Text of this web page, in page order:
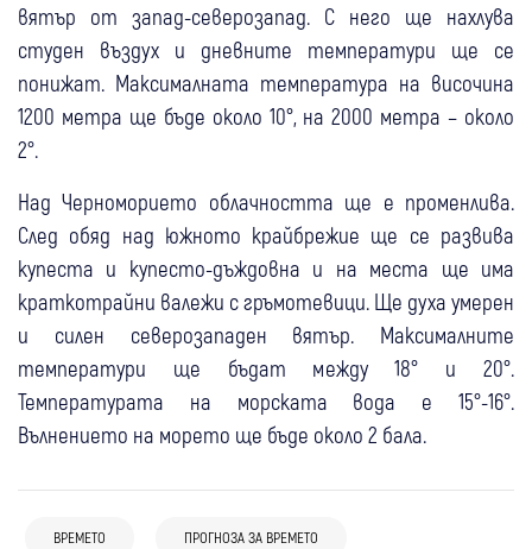
вятър от запад-северозапад. С него ще нахлува
студен въздух и дневните температури ще се
понижат. Максималната температура на височина
1200 метра ще бъде около 10°, на 2000 метра – около
2°.
Над Черноморието облачността ще е променлива.
След обяд над южното крайбрежие ще се развива
купеста и купесто-дъждовна и на места ще има
краткотрайни валежи с гръмотевици. Ще духа умерен
и силен северозападен вятър. Максималните
температури ще бъдат между 18° и 20°.
Температурата на морската вода е 15°-16°.
Вълнението на морето ще бъде около 2 бала.
ВРЕМЕТО ПРОГНОЗА ЗА ВРЕМЕТО
Жегата не отстъпва! До 40 градуса
България
България